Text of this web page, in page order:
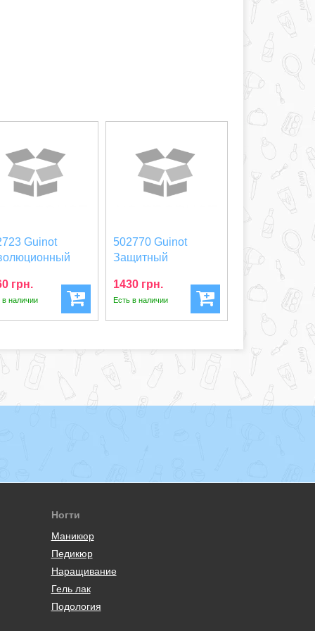
Guinot
грн.
в наличии
502770 Guinot
Защитный
Creme Prote...
1430 грн.
Есть в наличии
Ногти
Маникюр
Педикюр
Наращивание
Гель лак
Подология